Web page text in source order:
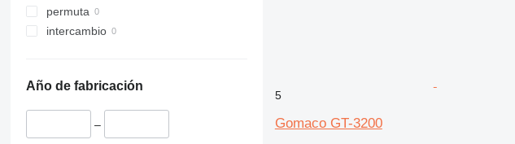
permuta
intercambio
Año de fabricación
–
5
Gomaco GT-3200